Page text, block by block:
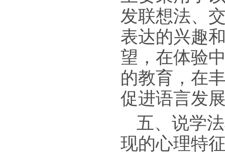
发联想法、
表达的兴趣
望，在体验
的教育，在
促进语言发
五、说学
现的心理特